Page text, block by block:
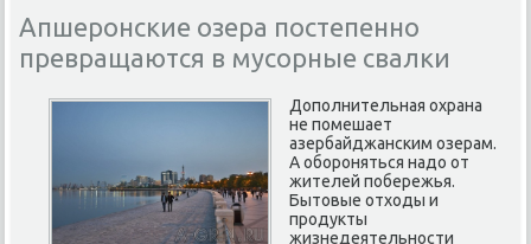
Апшеронские озера постепенно
превращаются в мусорные свалки
Дополнительная охрана
не помешает
азербайджанским озерам.
А обороняться надо от
жителей побережья.
Бытовые отходы и
продукты
жизнедеятельности